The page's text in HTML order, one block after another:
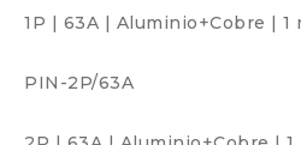
1P | 63A | Aluminio+Cobre | 1
PIN-2P/63A